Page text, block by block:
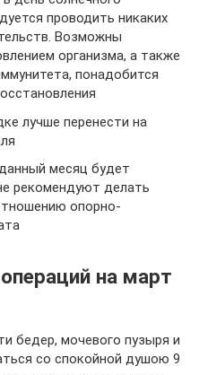
проводить никаких
Возможны
организма, а также
понадобится
лучше перенести на
месяц будет
рекомендуют делать
опорно-
на март
бедер, мочевого пузыря и
со спокойной душою 9